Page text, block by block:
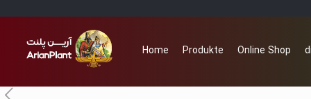
Home Produkte Online Shop